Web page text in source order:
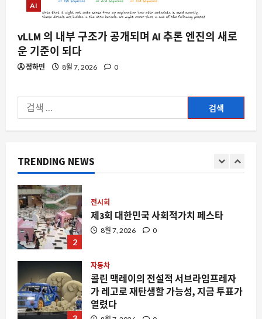
AI
vLLM 의 내부 구조가 공개되며 AI 추론 엔진의 새로
운 기준이 되다
정하민 8월 7, 2026 0
색:
TRENDING NEWS
4 8월 7, 2026 0
가 일상을 바꾸는 이유
1
스팀
스팀 리뷰가 ‘혼합’으로 평가된 숨은 명
2
전시회
제3회 대한민국 사회적가치 페스타
8월 7, 2026 0
자동차
콜린 맥레이의 전설적 서브라임프레자
가 레고로 재탄생할 가능성, 지금 투표가
열렸다